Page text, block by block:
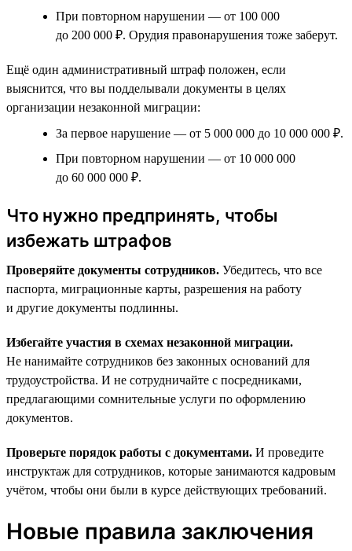
При повторном нарушении — от 100 000
до 200 000 ₽. Орудия правонарушения тоже заберут.
Ещё один административный штраф положен, если
выяснится, что вы подделывали документы в целях
организации незаконной миграции:
За первое нарушение — от 5 000 000 до 10 000 000 ₽.
При повторном нарушении — от 10 000 000
до 60 000 000 ₽.
Что нужно предпринять, чтобы
избежать штрафов
Проверяйте документы сотрудников. Убедитесь, что все
паспорта, миграционные карты, разрешения на работу
и другие документы подлинны.
Избегайте участия в схемах незаконной миграции.
Не нанимайте сотрудников без законных оснований для
трудоустройства. И не сотрудничайте с посредниками,
предлагающими сомнительные услуги по оформлению
документов.
Проверьте порядок работы с документами. И проведите
инструктаж для сотрудников, которые занимаются кадровым
учётом, чтобы они были в курсе действующих требований.
Новые правила заключения